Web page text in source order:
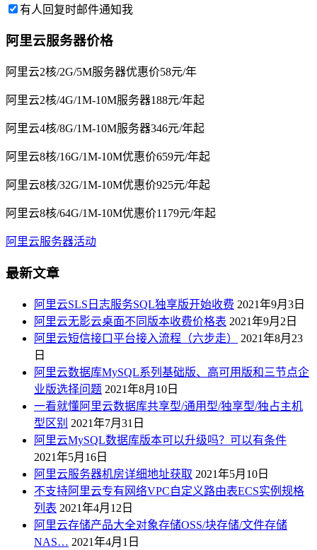
有人回复时邮件通知我
阿里云服务器价格
阿里云2核/2G/5M服务器优惠价58元/年
阿里云2核/4G/1M-10M服务器188元/年起
阿里云4核/8G/1M-10M服务器346元/年起
阿里云8核/16G/1M-10M优惠价659元/年起
阿里云8核/32G/1M-10M优惠价925元/年起
阿里云8核/64G/1M-10M优惠价1179元/年起
阿里云服务器活动
最新文章
阿里云SLS日志服务SQL独享版开始收费 2021年9月3日
阿里云无影云桌面不同版本收费价格表 2021年9月2日
阿里云短信接口平台接入流程（六步走）
2021年8月23
日
阿里云数据库MySQL系列基础版、高可用版和三节点企
业版选择问题 2021年8月10日
一看就懂阿里云数据库共享型/通用型/独享型/独占主机
型区别 2021年7月31日
阿里云MySQL数据库版本可以升级吗？可以有条件
2021年5月16日
阿里云服务器机房详细地址获取 2021年5月10日
不支持阿里云专有网络VPC自定义路由表ECS实例规格
列表 2021年4月12日
阿里云存储产品大全对象存储OSS/块存储/文件存储
NAS… 2021年4月1日